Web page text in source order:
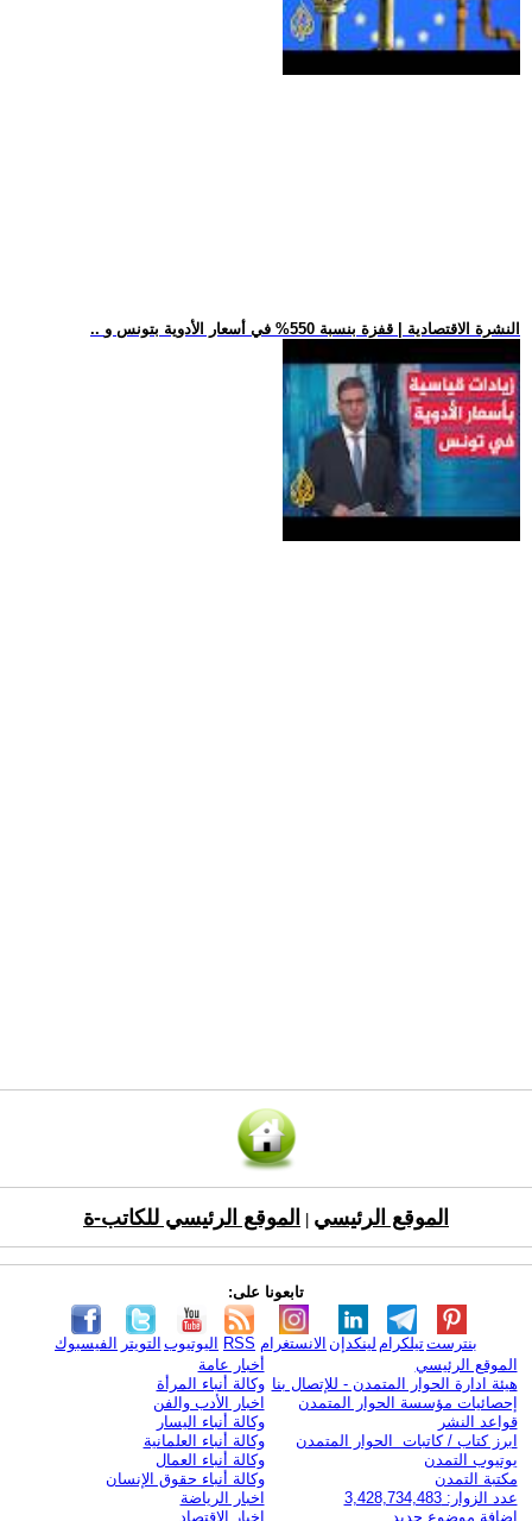
.. النشرة الاقتصادية | قفزة بنسبة 550% في أسعار الأدوية بتونس و
الموقع الرئيسي الموقع الرئيسي للكاتب-ة
تابعونا على:
الفيسبوك التويتر اليوتيوب RSS الانستغرام لينكدإن تيلكرامبنترست
الموقع الرئيسي
هيئة ادارة الحوار المتمدن - للإتصال بنا
إحصائيات مؤسسة الحوار المتمدن
قواعد النشر
ابرز كتاب / كاتبات الحوار المتمدن
يوتيوب التمدن
مكتبة التمدن
عدد الزوار: 3,428,734,483
اضافة موضوع جديد
أخبار عامة
وكالة أنباء المرأة
اخبار الأدب والفن
وكالة أنباء اليسار
وكالة أنباء العلمانية
وكالة أنباء العمال
وكالة أنباء حقوق الإنسان
اخبار الرياضة
اخبار الاقتصاد